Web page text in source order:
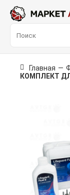
Главная —
КОМПЛЕКТ